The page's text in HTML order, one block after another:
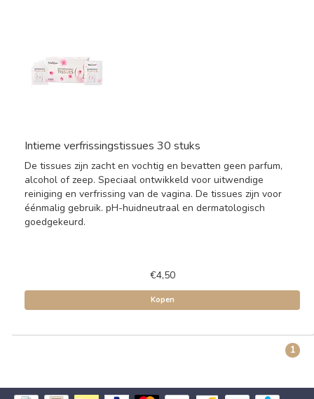
Intieme verfrissingstissues 30 stuks
De tissues zijn zacht en vochtig en bevatten geen parfum,
alcohol of zeep. Speciaal ontwikkeld voor uitwendige
reiniging en verfrissing van de vagina. De tissues zijn voor
éénmalig gebruik. pH-huidneutraal en dermatologisch
goedgekeurd.
€4,50
Kopen
1